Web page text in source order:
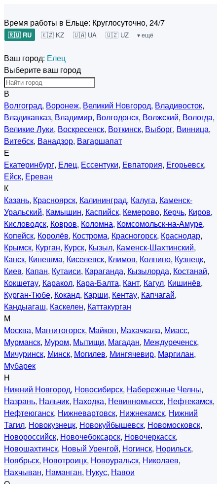
Время работы в Ельце: Круглосуточно, 24/7
🇷🇺 RU 🇰🇿 KZ 🇺🇦 UA 🇺🇿 UZ ▾ ещё
Ваш город: Елец
Выберите ваш город
В
Волгоград, Воронеж, Великий Новгород, Владивосток,
Владикавказ, Владимир, Волгодонск, Волжский, Вологда,
Великие Луки, Воскресенск, Воткинск, Выборг, Винница,
Витебск, Ванадзор, Вагаршапат
Е
Екатеринбург, Елец, Ессентуки, Евпатория, Егорьевск,
Ейск, Ереван
К
Казань, Красноярск, Калининград, Калуга, Каменск-
Уральский, Камышин, Каспийск, Кемерово, Керчь, Киров,
Кисловодск, Ковров, Коломна, Комсомольск-на-Амуре,
Копейск, Королёв, Кострома, Красногорск, Краснодар,
Крымск, Курган, Курск, Кызыл, Каменск-Шахтинский,
Канск, Кинешма, Киселевск, Климов, Колпино, Кузнецк,
Киев, Капан, Кутаиси, Караганда, Кызылорда, Костанай,
Кокшетау, Каракол, Кара-Балта, Кант, Кагул, Кишинёв,
Курган-Тюбе, Коканд, Карши, Кентау, Капчагай,
Кандыагаш, Каскелен, Каттакурган
М
Москва, Магнитогорск, Майкоп, Махачкала, Миасс,
Мурманск, Муром, Мытищи, Магадан, Междуреченск,
Мичуринск, Минск, Могилев, Мингячевир, Маргилан,
Мубарек
Н
Нижний Новгород, Новосибирск, Набережные Челны,
Назрань, Нальчик, Находка, Невинномысск, Нефтекамск,
Нефтеюганск, Нижневартовск, Нижнекамск, Нижний
Тагил, Новокузнецк, Новокуйбышевск, Новомосковск,
Новороссийск, Новочебоксарск, Новочеркасск,
Новошахтинск, Новый Уренгой, Ногинск, Норильск,
Ноябрьск, Новотроицк, Новоуральск, Николаев,
Нахчыван, Наманган, Нукус, Навои